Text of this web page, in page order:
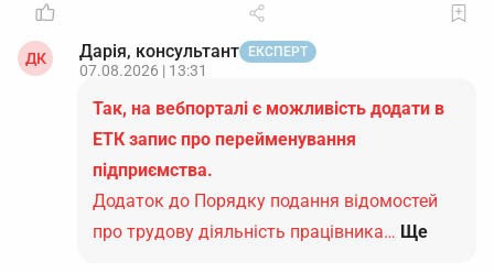
ДК Дарія, консультант ЕКСПЕРТ
07.08.2026 | 13:31
Так, на вебпорталі є можливість додати в
ЕТК запис про перейменування
підприємства.
Додаток до Порядку подання відомостей
про трудову діяльність працівника… Ще